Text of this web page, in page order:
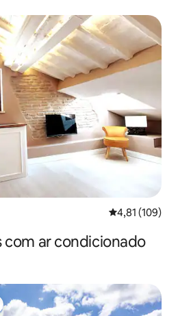
Classificação
4,81 (109)
ar condicionado